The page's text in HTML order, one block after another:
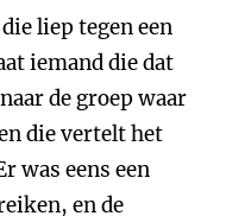
liep tegen een
iemand die dat
de groep waar
die vertelt het
was eens een
en de